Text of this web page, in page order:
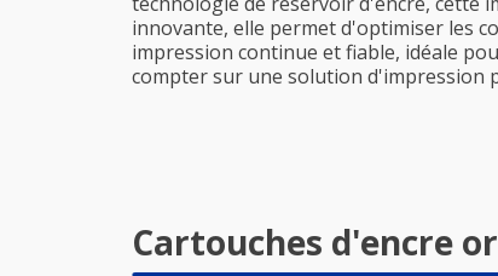
innovante, elle permet d'optimiser les
impression continue et fiable, idéale
compter sur une solution d'impression
Cartouches d'encre